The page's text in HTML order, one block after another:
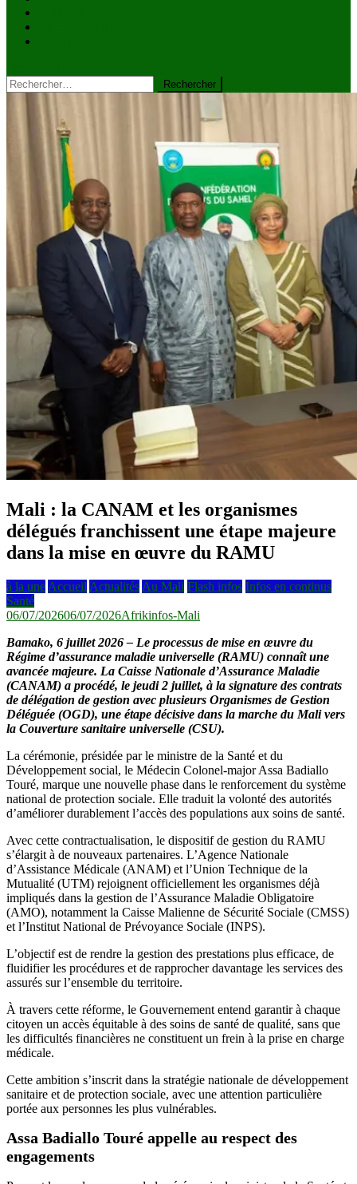
Rechercher :
Mali : la CANAM et les organismes
délégués franchissent une étape majeure
dans la mise en œuvre du RAMU
à la une Accueil Actualités Au Mali Flash infos Infos en continus
Santé
06/07/202606/07/2026Afrikinfos-Mali
Bamako, 6 juillet 2026 – Le processus de mise en œuvre du
Régime d’assurance maladie universelle (RAMU) connaît une
avancée majeure. La Caisse Nationale d’Assurance Maladie
(CANAM) a procédé, le jeudi 2 juillet, à la signature des contrats
de délégation de gestion avec plusieurs Organismes de Gestion
Déléguée (OGD), une étape décisive dans la marche du Mali vers
la Couverture sanitaire universelle (CSU).
La cérémonie, présidée par le ministre de la Santé et du
Développement social, le Médecin Colonel-major Assa Badiallo
Touré, marque une nouvelle phase dans le renforcement du système
national de protection sociale. Elle traduit la volonté des autorités
d’améliorer durablement l’accès des populations aux soins de santé.
Avec cette contractualisation, le dispositif de gestion du RAMU
s’élargit à de nouveaux partenaires. L’Agence Nationale
d’Assistance Médicale (ANAM) et l’Union Technique de la
Mutualité (UTM) rejoignent officiellement les organismes déjà
impliqués dans la gestion de l’Assurance Maladie Obligatoire
(AMO), notamment la Caisse Malienne de Sécurité Sociale (CMSS)
et l’Institut National de Prévoyance Sociale (INPS).
L’objectif est de rendre la gestion des prestations plus efficace, de
fluidifier les procédures et de rapprocher davantage les services des
assurés sur l’ensemble du territoire.
À travers cette réforme, le Gouvernement entend garantir à chaque
citoyen un accès équitable à des soins de santé de qualité, sans que
les difficultés financières ne constituent un frein à la prise en charge
médicale.
Cette ambition s’inscrit dans la stratégie nationale de développement
sanitaire et de protection sociale, avec une attention particulière
portée aux personnes les plus vulnérables.
Assa Badiallo Touré appelle au respect des
engagements